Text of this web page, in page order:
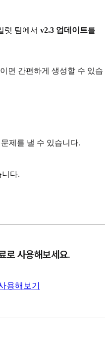
럿 팀에서 v2.3 업데이트를
면 간편하게 생성할 수 있습
제를 낼 수 있습니다.
니다.
로 사용해보세요.
용해보기